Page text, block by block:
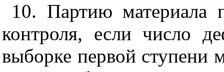
10. Партию материала
контроля, если число
выборке первой ступени